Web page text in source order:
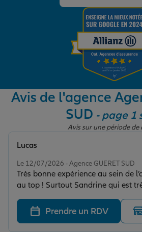
Transmission
Départ à la retraite
Préparer l’avenir
Assurance habitation
Le Pack Famille
Garantie des accidents de la vie
Assurance scolaire
Retraite
Tous nos devis d'assurance
Allianz en France
Avis de l'agence
SUD - page 1
Avis sur une période de
Le 12/07/2026 - Agence GUERET SUD
Très bonne expérience au sein de
au top ! Surtout Sandrine qui est très sympathique et
agréable ! Je vous recommande
Lucas
Prendre un RDV